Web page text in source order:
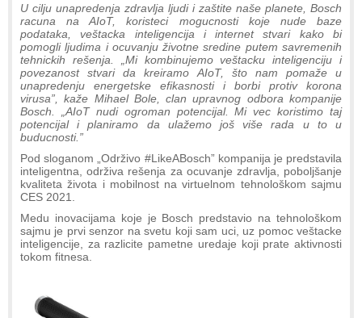
U cilju unapredenja zdravlja ljudi i zaštite naše planete, Bosch
racuna na AIoT, koristeci mogucnosti koje nude baze
podataka, veštacka inteligencija i internet stvari kako bi
pomogli ljudima i ocuvanju životne sredine putem savremenih
tehnickih rešenja. „Mi kombinujemo veštacku inteligenciju i
povezanost stvari da kreiramo AIoT, što nam pomaže u
unapredenju energetske efikasnosti i borbi protiv korona
virusa”, kaže Mihael Bole, clan upravnog odbora kompanije
Bosch. „AIoT nudi ogroman potencijal. Mi vec koristimo taj
potencijal i planiramo da ulažemo još više rada u to u
buducnosti.”
Pod sloganom „Održivo #LikeABosch” kompanija je predstavila
inteligentna, održiva rešenja za ocuvanje zdravlja, poboljšanje
kvaliteta života i mobilnost na virtuelnom tehnološkom sajmu
CES 2021.
Medu inovacijama koje je Bosch predstavio na tehnološkom
sajmu je prvi senzor na svetu koji sam uci, uz pomoc veštacke
inteligencije, za razlicite pametne uredaje koji prate aktivnosti
tokom fitnesa.